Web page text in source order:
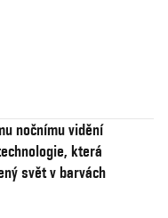
nočnímu vidění
která
svět v barvách